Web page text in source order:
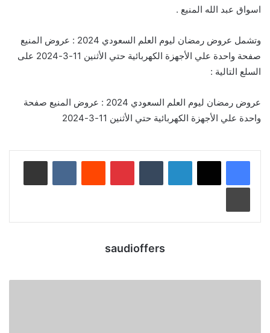
اسواق عبد الله المنيع .
وتشمل عروض رمضان ليوم العلم السعودي 2024 : عروض المنيع
صفحة واحدة علي الأجهزة الكهربائية حتي الأثنين 11-3-2024 على
السلع التالية :
عروض رمضان ليوم العلم السعودي 2024 : عروض المنيع صفحة
واحدة علي الأجهزة الكهربائية حتي الأثنين 11-3-2024
لينكدإن بينتيريست
saudioffers